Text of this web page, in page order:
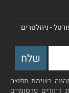
- ניוזלטרים
רשימת תפוצה